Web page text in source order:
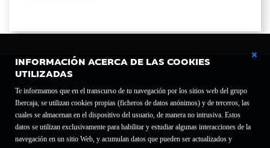
INFORMACIÓN ACERCA DE LAS COOKIES
UTILIZADAS
Te informamos que en el transcurso de tu navegación por los sitios web del grupo
Ibercaja, se utilizan cookies propias (ficheros de datos anónimos) y de terceros, las
cuales se almacenan en el dispositivo del usuario, de manera no intrusiva. Estos
datos se utilizan exclusivamente para habilitar y estudiar algunas interacciones de la
navegación en un sitio Web, y acumulan datos que pueden ser actualizados y
Fundación Bancaria Ibercaja C.I.F. G-50000652.
Inscrita en el Registro de Fundaciones del Mº de Educación, Cultura y Deporte con el nº
1689.